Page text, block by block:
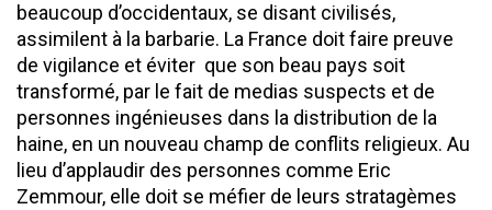
beaucoup d’occidentaux, se disant civilisés,
assimilent à la barbarie. La France doit faire preuve
de vigilance et éviter que son beau pays soit
transformé, par le fait de medias suspects et de
personnes ingénieuses dans la distribution de la
haine, en un nouveau champ de conflits religieux. Au
lieu d’applaudir des personnes comme Eric
Zemmour, elle doit se méfier de leurs stratagèmes